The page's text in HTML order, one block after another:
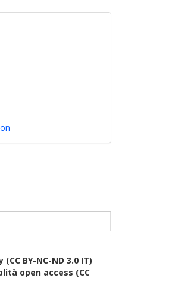
BY-NC-ND 3.0 IT)
open access (CC